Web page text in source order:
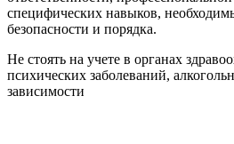
специфических навыков,
безопасности и порядка.
Не стоять на учете в органах
психических заболеваний,
зависимости